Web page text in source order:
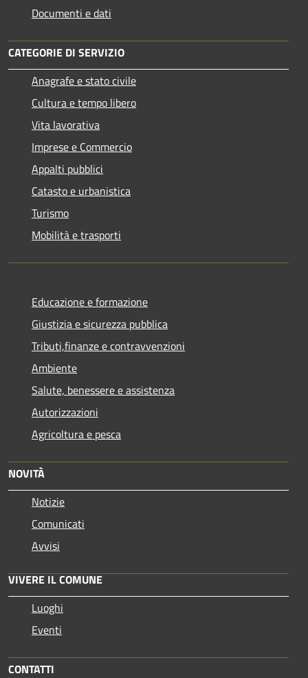
Documenti e dati
CATEGORIE DI SERVIZIO
Anagrafe e stato civile
Cultura e tempo libero
Vita lavorativa
Imprese e Commercio
Appalti pubblici
Catasto e urbanistica
Turismo
Mobilità e trasporti
Educazione e formazione
Giustizia e sicurezza pubblica
Tributi,finanze e contravvenzioni
Ambiente
Salute, benessere e assistenza
Autorizzazioni
Agricoltura e pesca
NOVITÀ
Notizie
Comunicati
Avvisi
VIVERE IL COMUNE
Luoghi
Eventi
CONTATTI